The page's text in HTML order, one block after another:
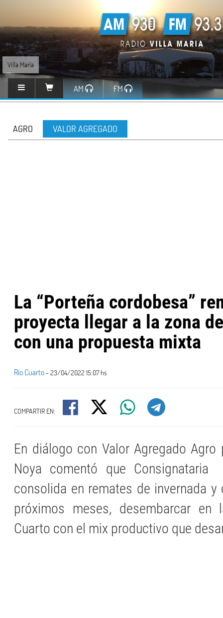
Villa María
AM FM
AGRO VALOR AGREGADO
La “Porteña cordobesa”
proyecta llegar a la zona
con una propuesta mixta
Río Cuarto- 23/04/2022 15:07 hs
COMPARTIR EN:
En diálogo con Valor Agregado Agro
Noya comentó que
consolida en remates de invernada y
próximos meses, desembarcar
Cuarto con el mix productivo que